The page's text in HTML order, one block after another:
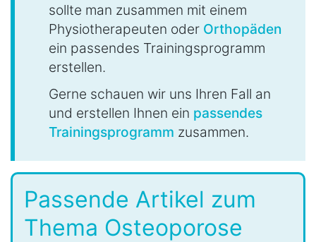
sollte man zusammen mit einem
Physiotherapeuten oder Orthopäden
ein passendes Trainingsprogramm
erstellen.
Gerne schauen wir uns Ihren Fall an
und erstellen Ihnen ein passendes
Trainingsprogramm zusammen.
Passende Artikel zum
Thema Osteoporose